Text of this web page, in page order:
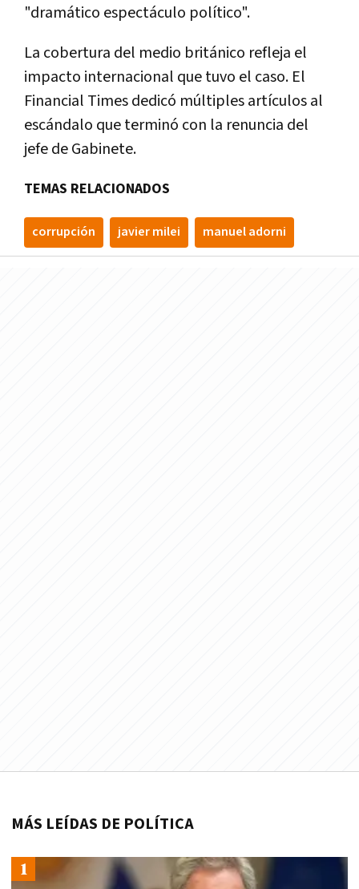
"dramático espectáculo político".
La cobertura del medio británico refleja el
impacto internacional que tuvo el caso. El
Financial Times dedicó múltiples artículos al
escándalo que terminó con la renuncia del
jefe de Gabinete.
TEMAS RELACIONADOS
corrupción javier milei manuel adorni
MÁS LEÍDAS DE POLÍTICA